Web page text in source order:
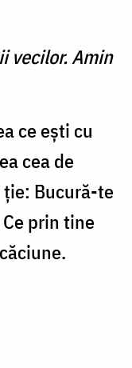
vecilor. Amin
ce eşti cu
cea de
Bucură-te
prin tine